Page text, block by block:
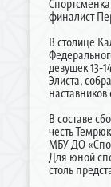
финалист
В столице
девушек 13-
Элиста,
В составе
честь
МБУ ДО
Для юной
столь